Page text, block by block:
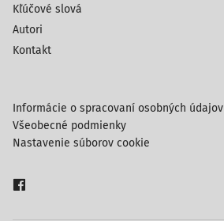
Kľúčové slová
Autori
Kontakt
Informácie o spracovaní osobných údajov
Všeobecné podmienky
Nastavenie súborov cookie